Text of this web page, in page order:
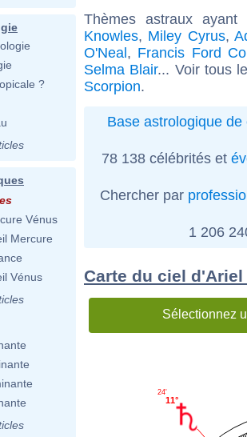
?
Vénus
Mercure
Vénus
Thèmes astraux
Knowles, Miley Cyrus,
O'Neal, Francis Ford
Selma Blair... Voir tous
Scorpion.
Base astrologique de
78 138 célébrités et
Chercher par
1 206
Carte du ciel d'Ariel
Sélectionnez
11°
24'